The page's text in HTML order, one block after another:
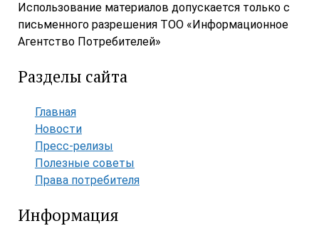
Использование материалов допускается только с
письменного разрешения ТОО «Информационное
Агентство Потребителей»
Разделы сайта
Главная
Новости
Пресс-релизы
Полезные советы
Права потребителя
Информация